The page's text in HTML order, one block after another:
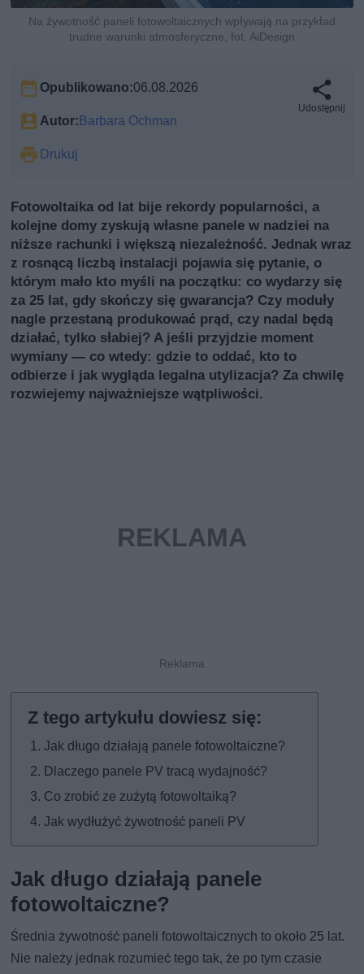
Na żywotność paneli fotowoltaicznych wpływają na przykład
trudne warunki atmosferyczne, fot. AiDesign
Opublikowano:06.08.2026
Autor: Barbara Ochman
Drukuj
Udostępnij
Fotowoltaika od lat bije rekordy popularności, a
kolejne domy zyskują własne panele w nadziei na
niższe rachunki i większą niezależność. Jednak wraz
z rosnącą liczbą instalacji pojawia się pytanie, o
którym mało kto myśli na początku: co wydarzy się
za 25 lat, gdy skończy się gwarancja? Czy moduły
nagle przestaną produkować prąd, czy nadal będą
działać, tylko słabiej? A jeśli przyjdzie moment
wymiany — co wtedy: gdzie to oddać, kto to
odbierze i jak wygląda legalna utylizacja? Za chwilę
rozwiejemy najważniejsze wątpliwości.
Jak długo działają panele fotowoltaiczne?
Dlaczego panele PV tracą wydajność?
Co zrobić ze zużytą fotowoltaiką?
Jak wydłużyć żywotność paneli PV
Jak długo działają panele
fotowoltaiczne?
Średnia żywotność paneli fotowoltaicznych to około 25 lat.
Nie należy jednak rozumieć tego tak, że po tym czasie